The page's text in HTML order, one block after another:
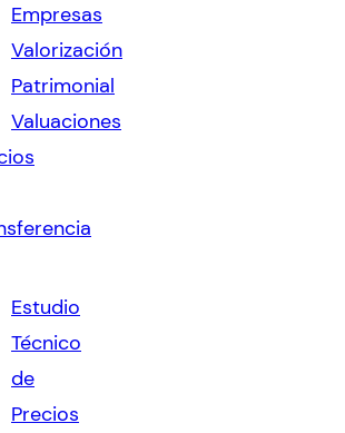
Empresas
Valorización
Patrimonial
Valuaciones
Estudio
Técnico
de
Precios